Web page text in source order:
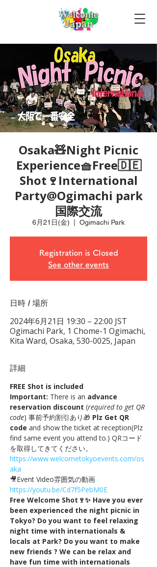
Osaka🧸Night Picnic
Experience🧺Free🇩🇪
Shot🍷International
Party@Ogimachi park
国際交流
6月21日(金) Ogimachi Park
Registration is Closed
See other events
日時 / 場所
2024年6月21日 19:30 – 22:00 JST
Ogimachi Park, 1 Chome-1 Ogimachi,
Kita Ward, Osaka, 530-0025, Japan
詳細
FREE Shot is included
Important: There is an advance
reservation discount (required to get QR
code) 事前予約割引あり🎁 Plz Get QR
code and show the ticket at reception(Plz
find same event you attend to.) QRコード
を取得してきてください。
https://www.welcometokyoevents.com/os
aka
🎥Event Video雰囲気の動画
https://youtu.be/Cd7f5PebM0E
Free Welcome Shot🍷✨ Have you ever
been experienced the night picnic in
Tokyo? Do you want to feel relaxing
night time with internationals &
locals at Park? Do you want to make
new friends ? We can be relax and
have fun time with internationals